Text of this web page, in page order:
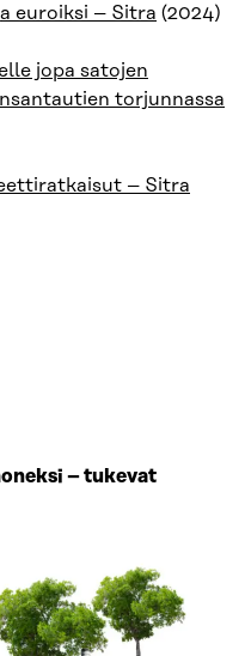
euroiksi – Sitra (2024)
jopa satojen
torjunnassa​
– Sitra
– tukevat